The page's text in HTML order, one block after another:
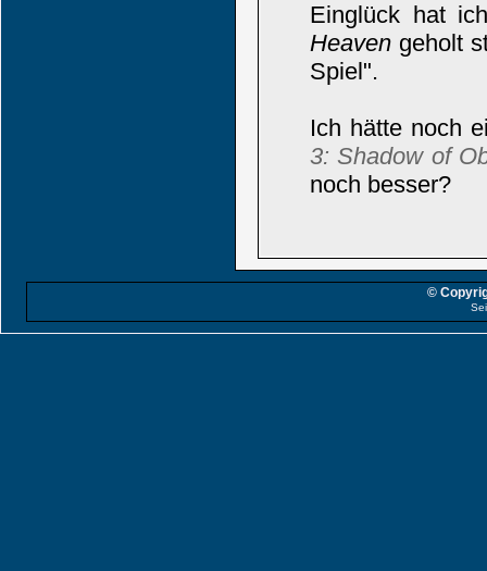
Einglück hat
Heaven geholt
Spiel".
Ich hätte noch
3: Shadow of
noch besser?
©